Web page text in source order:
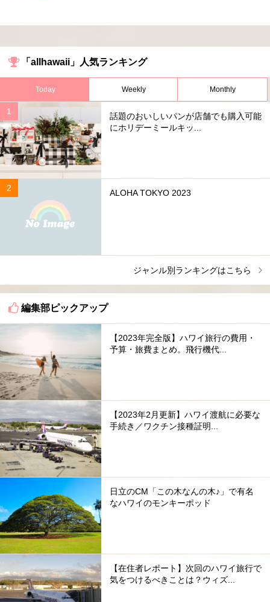
「allhawaii」人気ランキング
Today Weekly Monthly
話題のおいしいパンが店舗でも購入可能
にホリデーミールキッ...
ALOHA TOKYO 2023
ジャンル別ランキングはこちら
編集部ピックアップ
【2023年完全版】ハワイ旅行の費用・
予算・旅費まとめ。飛行機代...
【2023年2月更新】ハワイ渡航に必要な
手続き／ワクチン接種証明...
日立のCM「この木なんの木♪」で有名
なハワイのモンキーポッド
【在住者レポート】次回のハワイ旅行で
気をつけるべきことは？ウィズ...